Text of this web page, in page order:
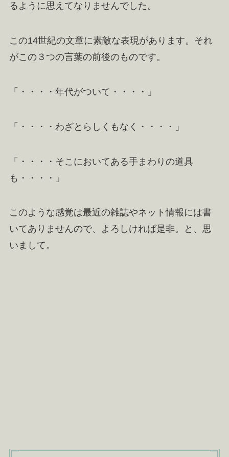
るように思えてなりませんでした。
この14世紀の文章に素敵な表現があります。それ
がこの３つの言葉の前後のものです。
「・・・・年代がついて・・・・」
「・・・・わざとらしくもなく・・・・」
「・・・・そこにおいてある手まわりの道具
も・・・・」
このような感覚は最近の雑誌やネット情報には書
いてありませんので、よろしければ是非。と、思
いまして。